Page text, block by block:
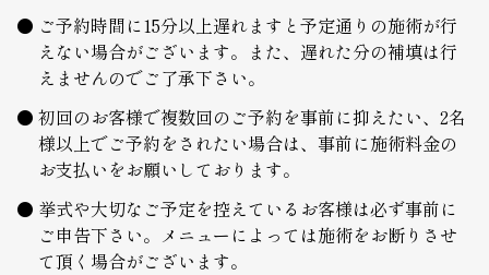
ご予約時間に15分以上遅れますと予定通りの施術が行
えない場合がございます。また、遅れた分の補填は行
えませんのでご了承下さい。
初回のお客様で複数回のご予約を事前に抑えたい、2名
様以上でご予約をされたい場合は、事前に施術料金の
お支払いをお願いしております。
挙式や大切なご予定を控えているお客様は必ず事前に
ご申告下さい。メニューによっては施術をお断りさせ
て頂く場合がございます。